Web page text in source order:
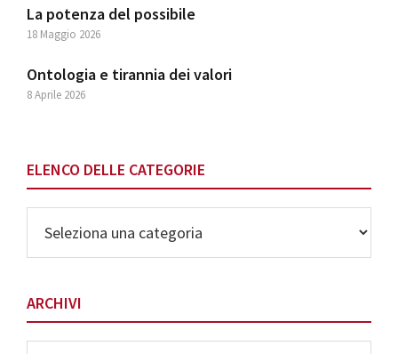
La potenza del possibile
18 Maggio 2026
Ontologia e tirannia dei valori
8 Aprile 2026
ELENCO DELLE CATEGORIE
delle
Categorie
ARCHIVI